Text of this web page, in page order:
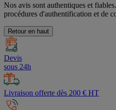
Nos avis sont authentiques et
procédures d'authentification et de
Retour en haut
Devis
sous 24h
Livraison offerte dès 200 € HT